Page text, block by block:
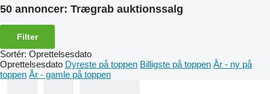
50 annoncer: Trægrab auktionssalg
Filter
Sortér: Oprettelsesdato
Oprettelsesdato Dyreste på toppen Billigste på toppen År - ny på
toppen År - gamle på toppen